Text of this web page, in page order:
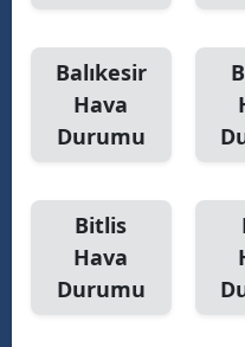
Balıkesir
Hava
Durumu
Bitlis
Hava
Durumu